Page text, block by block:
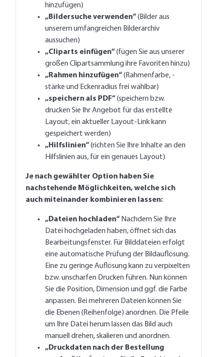
hinzufügen)
„Bildersuche verwenden“(Bilder aus
unserem umfangreichen Bilderarchiv
aussuchen)
„Cliparts einfügen“(fügen Sie aus unserer
großen Clipartsammlung ihre Favoriten hinzu)
„Rahmen hinzufügen“(Rahmenfarbe, -
stärke und Eckenradius frei wählbar)
„speichern als PDF“(speichern bzw.
drucken Sie Ihr Angebot für das erstellte
Layout, ein aktueller Layout-Link kann
gespeichert werden)
„Hilfslinien“(richten Sie Ihre Inhalte an den
Hilfslinien aus, für ein genaues Layout)
Je nach gewählter Option haben Sie
nachstehende Möglichkeiten, welche sich
auch miteinander kombinieren lassen:
„Dateien hochladen“ Nachdem Sie Ihre
Datei hochgeladen haben, öffnet sich das
Bearbeitungsfenster. Für Bilddateien erfolgt
eine automatische Prüfung der Bildauflösung.
Eine zu geringe Auflösung kann zu verpixelten
bzw. unscharfen Drucken führen. Nun können
Sie die Position, Dimension und ggf. die Farbe
anpassen. Bei mehreren Dateien können Sie
die Ebenen (Reihenfolge) anordnen. Die Pfeile
um Ihre Datei herum lassen das Bild auch
manuell drehen, skalieren und anordnen.
„Druckdaten nach der Bestellung